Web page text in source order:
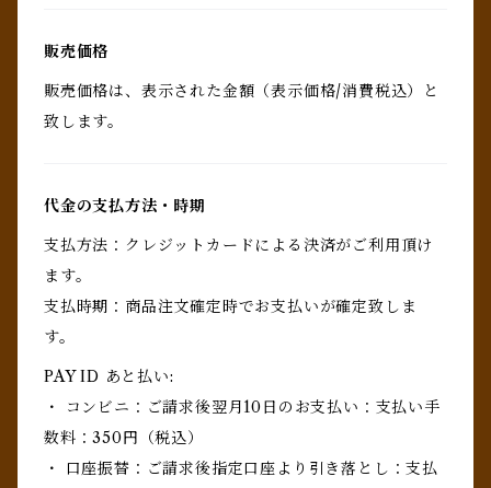
販売価格
販売価格は、表示された金額（表示価格/消費税込）と
致します。
代金の支払方法・時期
支払方法：クレジットカードによる決済がご利用頂け
ます。
支払時期：商品注文確定時でお支払いが確定致しま
す。
PAY ID あと払い:
・ コンビニ：ご請求後翌月10日のお支払い：支払い手
数料：350円（税込）
・ 口座振替：ご請求後指定口座より引き落とし：支払